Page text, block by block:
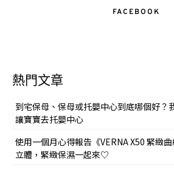
FACEBOOK
熱門文章
到宅保母、保母或托嬰中心到底哪個好？
讓寶寶去托嬰中心
使用一個月心得報告《VERNA X50 緊緻
立體，緊緻保濕一起來♡